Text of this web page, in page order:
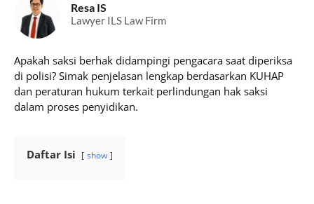
Resa IS
Lawyer ILS Law Firm
Apakah saksi berhak didampingi pengacara saat diperiksa
di polisi? Simak penjelasan lengkap berdasarkan KUHAP
dan peraturan hukum terkait perlindungan hak saksi
dalam proses penyidikan.
Daftar Isi show